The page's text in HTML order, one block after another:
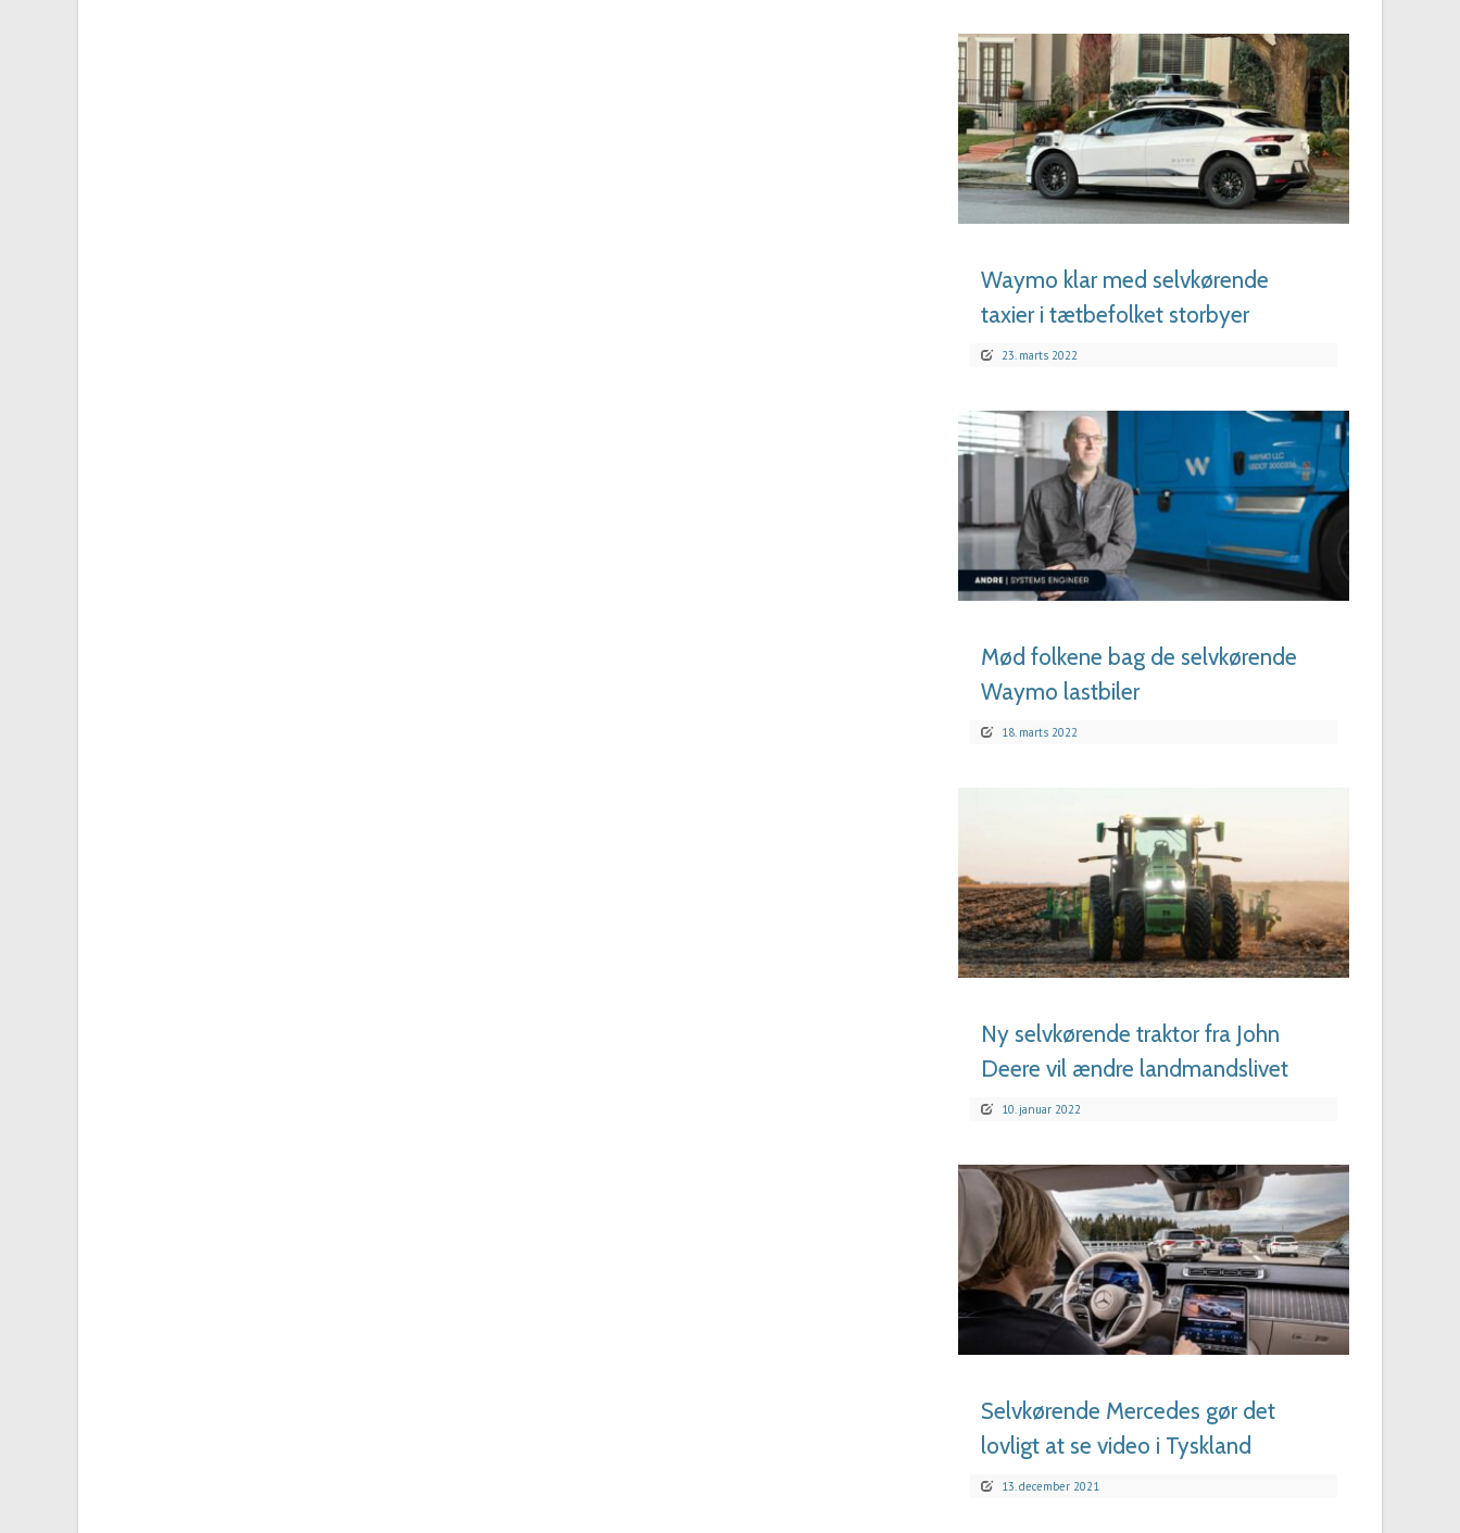
LÆS MERE
Waymo klar med selvkørende
taxier i tætbefolket storbyer
23. marts 2022
LÆS MERE
Mød folkene bag de selvkørende
Waymo lastbiler
18. marts 2022
LÆS MERE
Ny selvkørende traktor fra John
Deere vil ændre landmandslivet
10. januar 2022
LÆS MERE
Selvkørende Mercedes gør det
lovligt at se video i Tyskland
13. december 2021